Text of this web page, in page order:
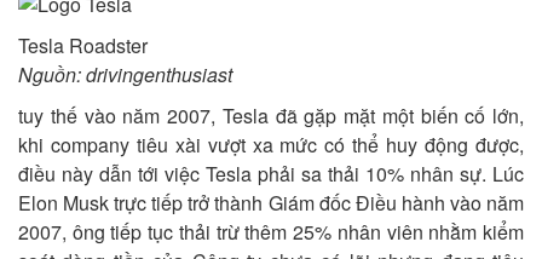
Tesla Roadster
Nguồn: drivingenthusiast
tuy thế vào năm 2007, Tesla đã gặp mặt một biến cố lớn,
khi company tiêu xài vượt xa mức có thể huy động được,
điều này dẫn tới việc Tesla phải sa thải 10% nhân sự. Lúc
Elon Musk trực tiếp trở thành Giám đốc Điều hành vào năm
2007, ông tiếp tục thải trừ thêm 25% nhân viên nhằm kiểm